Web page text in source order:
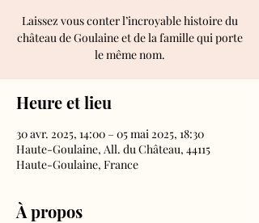
Laissez vous conter l’incroyable histoire du
château de Goulaine et de la famille qui porte
le même nom.
Heure et lieu
30 avr. 2025, 14:00 – 05 mai 2025, 18:30
Haute-Goulaine, All. du Château, 44115
Haute-Goulaine, France
À propos